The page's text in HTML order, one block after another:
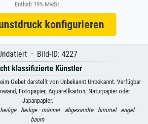
Enthält 19% MwSt.
konfigurieren
· Bild-ID: 4227
klassifizierte Künstler
Gebet darstellt von Unbekannt Unbekannt. Verfügbar
Fotopapier, Aquarellkarton, Naturpapier oder
Japanpapier.
heilige · heilige · männer · abgesandte · himmel · engel ·
baum